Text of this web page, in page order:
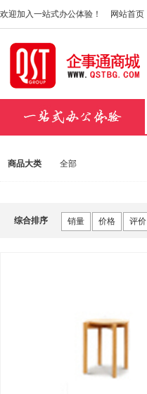
欢迎加入一站式办公体验！ 网站首页
商品大类 全部
综合排序 销量 价格 评价